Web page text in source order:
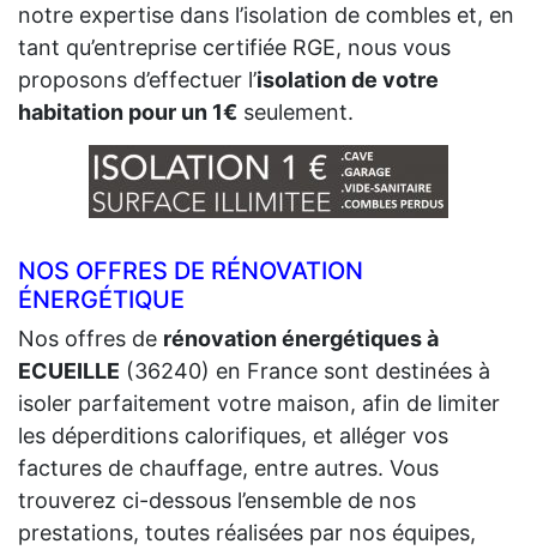
notre expertise dans l’isolation de combles et, en
tant qu’entreprise certifiée RGE, nous vous
proposons d’effectuer l’isolation de votre
habitation pour un 1€ seulement.
NOS OFFRES DE RÉNOVATION
ÉNERGÉTIQUE
Nos offres de rénovation énergétiques à
ECUEILLE (36240) en France sont destinées à
isoler parfaitement votre maison, afin de limiter
les déperditions calorifiques, et alléger vos
factures de chauffage, entre autres. Vous
trouverez ci-dessous l’ensemble de nos
prestations, toutes réalisées par nos équipes,